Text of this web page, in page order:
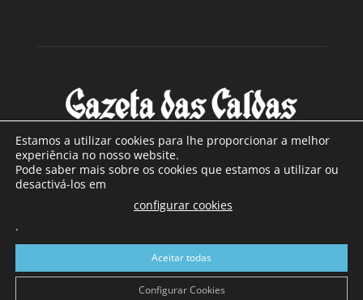
SOBRE NÓS
Com sede nas Caldas da Rainha e mais de 90 anos de
a sul de distrito de Leiria, com mais de 40.000 leitores por
toda a região Oeste. Jornal com distribuição em Portugal
Continental e assinatura online.
Estamos a utilizar cookies para lhe proporcionar a melhor
experiência no nosso website.
Pode saber mais sobre os cookies que estamos a utilizar ou
desactivá-los em
configurar cookies
.
Aceitar todas
Configurar Cookies